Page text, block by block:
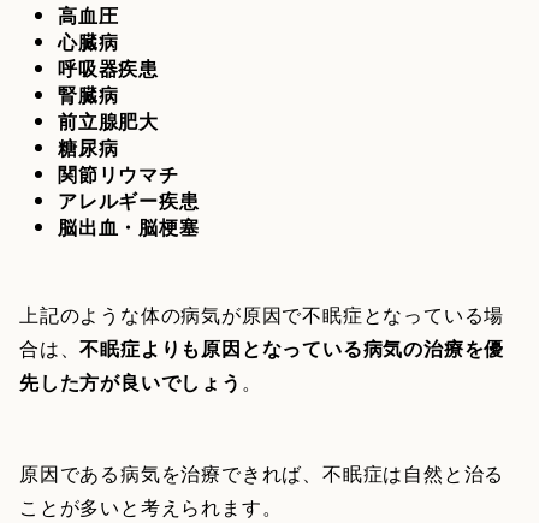
高血圧
心臓病
呼吸器疾患
腎臓病
前立腺肥大
糖尿病
関節リウマチ
アレルギー疾患
脳出血・脳梗塞
上記のような体の病気が原因で不眠症となっている場
合は、不眠症よりも原因となっている病気の治療を優
先した方が良いでしょう 。
原因である病気を治療できれば、不眠症は自然と治る
ことが多いと考えられます。